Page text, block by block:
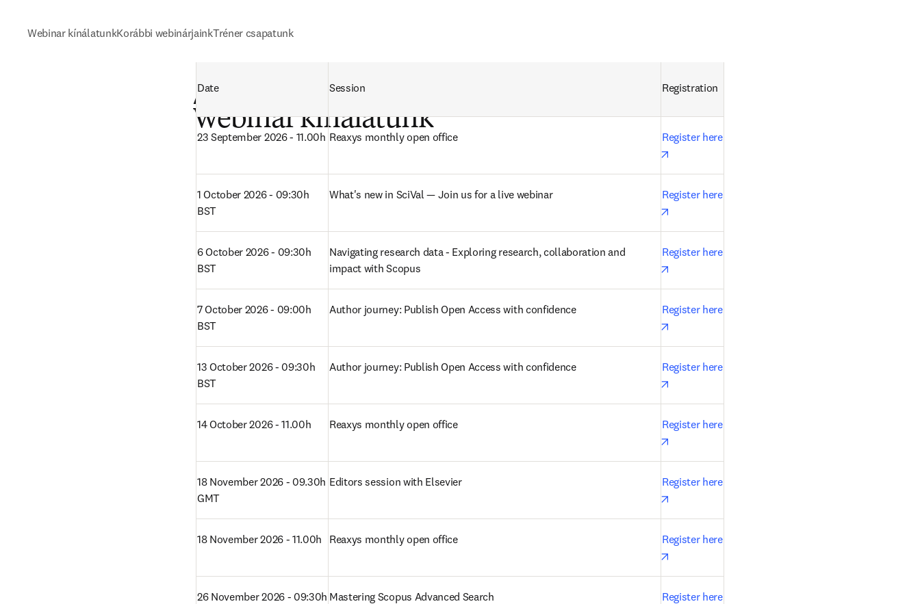
Webinar kínálatunkKorábbi webinárjainkTréner csapatunk
Webinar kínálatunk
Angol nyelvű webinárjaink
Date Session Registration
23 September 2026 - 11.00h Reaxys monthly open office
Register here
1 October 2026 - 09:30h
BST
What's new in SciVal — Join us for a live webinar
Register here
6 October 2026 - 09:30h
BST
Navigating research data - Exploring research, collaboration and
impact with Scopus
Register here
7 October 2026 - 09:00h
BST
Author journey: Publish Open Access with confidence
Register here
13 October 2026 - 09:30h
BST
Author journey: Publish Open Access with confidence
Register here
14 October 2026 - 11.00h Reaxys monthly open office
Register here
18 November 2026 - 09.30h
GMT
Editors session with Elsevier
Register here
18 November 2026 - 11.00h Reaxys monthly open office
Register here
26 November 2026 - 09:30h Mastering Scopus Advanced Search
Register here